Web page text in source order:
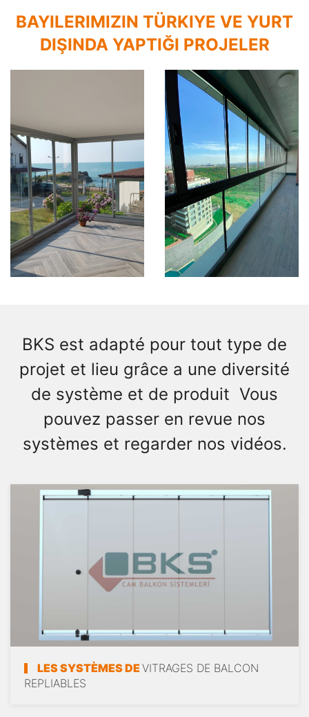
BAYILERIMIZIN TÜRKIYE VE YURT
DIŞINDA YAPTIĞI PROJELER
BKS est adapté pour tout type de
projet et lieu grâce a une diversité
de système et de produit Vous
pouvez passer en revue nos
systèmes et regarder nos vidéos.
LES SYSTÈMES DEVITRAGES DE BALCON
REPLIABLES